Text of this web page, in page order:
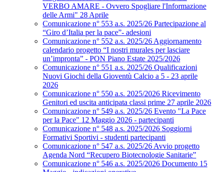
VERBO AMARE - Ovvero Spogliare l'Informazione
delle Armi" 28 Aprile
Comunicazione n° 553 a.s. 2025/26 Partecipazione al
“Giro d’Italia per la pace”- adesioni
Comunicazione n° 552 a.s. 2025/26 Aggiornamento
calendario progetto “I nostri murales per lasciare
un’impronta” - PON Piano Estate 2025/2026
Comunicazione n° 551 a.s. 2025/26 Qualificazioni
Nuovi Giochi della Gioventù Calcio a 5 - 23 aprile
2026
Comunicazione n° 550 a.s. 2025/2026 Ricevimento
Genitori ed uscita anticipata classi prime 27 aprile 2026
Comunicazione n° 549 a.s. 2025/26 Evento "La Pace
per la Pace" 12 Maggio 2026 - partecipanti
Comunicazione n° 548 a.s. 2025/2026 Soggiorni
Formativi Sportivi - studenti partecipanti
Comunicazione n° 547 a.s. 2025/26 Avvio progetto
Agenda Nord “Recupero Biotecnologie Sanitarie”
Comunicazione n° 546 a.s. 2025/2026 Documento 15